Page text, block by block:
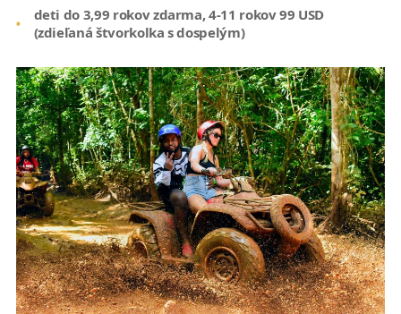
deti do 3,99 rokov zdarma, 4-11 rokov 99 USD
(zdieľaná štvorkolka s dospelým)